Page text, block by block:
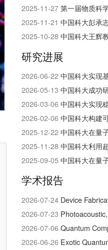
2025-11-27第一届物质科
2025-11-21 中国科大彭承
2025-10-28中国科大王辉
研究进展
2026-06-22中国科大实现
2026-05-13 中国科大成功
2026-03-06中国科大实现
2026-02-06中国科大构建
2025-12-22中国科大在量
2025-11-28中国科大利用
2025-09-05中国科大在量
学术报告
2026-07-24 Device
2026-07-23
2026-07-06Quantum
2026-06-26 Exotic